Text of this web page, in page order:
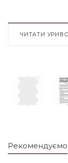
ЧИТАТИ
Рекомендуємо